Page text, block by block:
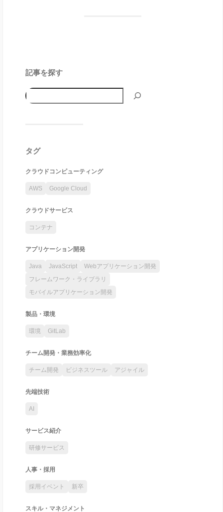
記事を探す
タグ
クラウドコンピューティング
AWS Google Cloud
クラウドサービス
コンテナ
アプリケーション開発
Java JavaScript
Webアプリケーション開発
フレームワーク・ライブラリ
モバイルアプリケーション開発
製品・環境
環境 GitLab
チーム開発・業務効率化
チーム開発 ビジネスツール アジャイル
先端技術
AI
サービス紹介
研修サービス
人事・採用
採用イベント 新卒
スキル・マネジメント